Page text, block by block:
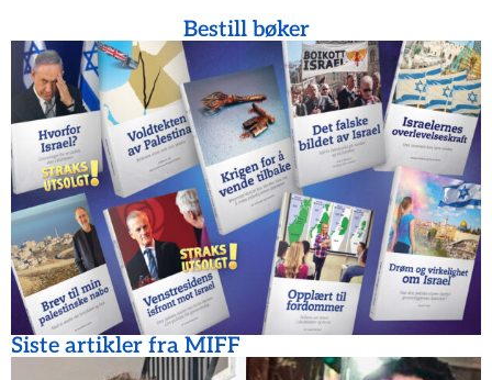
Bestill bøker
Siste artikler fra MIFF